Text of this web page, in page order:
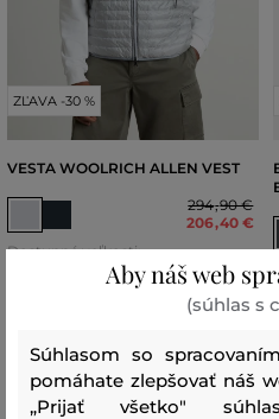
ZĽAVA -30 %
VESTA WOOLRICH ALLEN VEST
294,90 €
206,40 €
Dostupné veľkosti:
XXXLAby náš web
(súhlas s
Súhlasom so
pomáhate zlepšovať náš
„Prijať všetko"